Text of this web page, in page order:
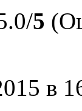
5
в